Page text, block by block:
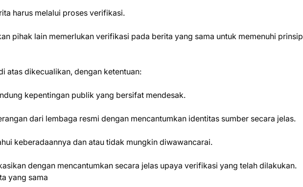
harus melalui proses verifikasi.
pihak lain memerlukan verifikasi pada berita yang sama untuk memenuhi prinsip
atas dikecualikan, dengan ketentuan:
kepentingan publik yang bersifat mendesak.
dari lembaga resmi dengan mencantumkan identitas sumber secara jelas.
keberadaannya dan atau tidak mungkin diwawancarai.
dengan mencantumkan secara jelas upaya verifikasi yang telah dilakukan.
yang sama